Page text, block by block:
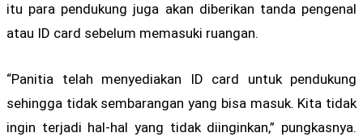
itu para pendukung juga akan diberikan tanda pengenal
atau ID card sebelum memasuki ruangan.
“Panitia telah menyediakan ID card untuk pendukung
sehingga tidak sembarangan yang bisa masuk. Kita tidak
ingin terjadi hal-hal yang tidak diinginkan,” pungkasnya.